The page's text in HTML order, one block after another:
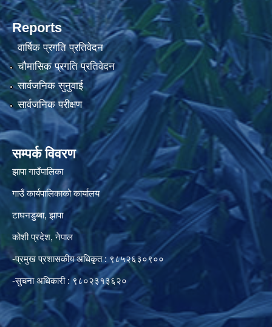
Reports
वार्षिक प्रगति प्रतिवेदन
चौमासिक प्रगति प्रतिवेदन
सार्वजनिक सुनुवाई
सार्वजनिक परीक्षण
सम्पर्क विवरण
झापा गाउँपालिका
गाउँ कार्यपालिकाको कार्यालय
टाघनडुब्बा, झापा
कोशी प्रदेश, नेपाल
-प्रमुख प्रशासकीय अधिकृत : ९८५२६३०९००
-सुचना अधिकारी : ९८०२३१३६२०